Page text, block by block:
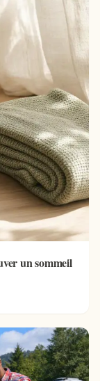
un sommeil